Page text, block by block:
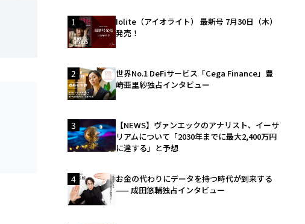
1
Iolite（アイオライト） 最新号 7月30日（木）
発売！
2
世界No.1 DeFiサービス「Cega Finance」豊
崎亜里紗独占インタビュー
3
【NEWS】ヴァンエックのアナリスト、イーサ
リアムについて「2030年までに最大2,400万円
に達する」と予想
4
お金の代わりにデータを持つ時代が到来する
—— 成田悠輔独占インタビュー